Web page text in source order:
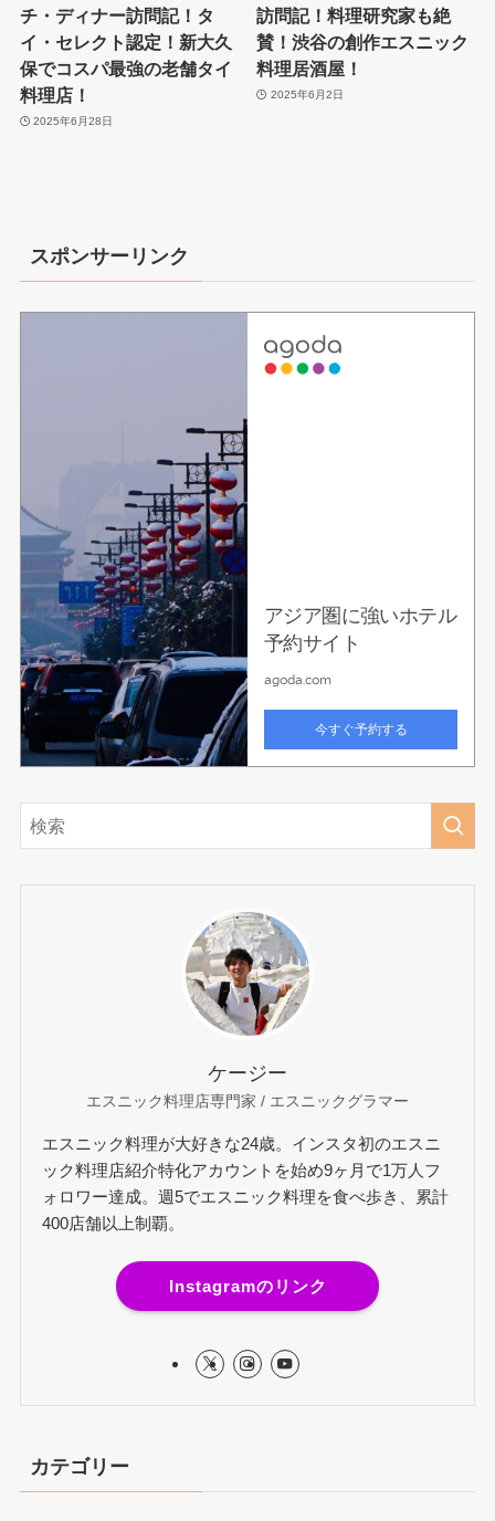
チ・ディナー訪問記！タ
イ・セレクト認定！新大久
保でコスパ最強の老舗タイ
料理店！
2025年6月28日
訪問記！料理研究家も絶
賛！渋谷の創作エスニック
料理居酒屋！
2025年6月2日
スポンサーリンク
ケージー
エスニック料理店専門家 / エスニックグラマー
エスニック料理が大好きな24歳。インスタ初のエスニ
ック料理店紹介特化アカウントを始め9ヶ月で1万人フ
ォロワー達成。週5でエスニック料理を食べ歩き、累計
400店舗以上制覇。
Instagramのリンク
カテゴリー